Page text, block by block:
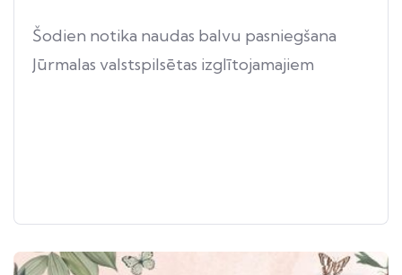
Šodien notika naudas balvu pasniegšana
Jūrmalas valstspilsētas izglītojamajiem